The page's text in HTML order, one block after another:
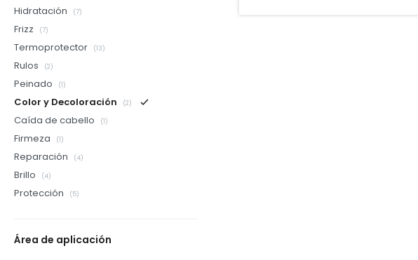
Hidratación (7)
Frizz (7)
Termoprotector (13)
Rulos (2)
Peinado (1)
Color y Decoloración (2)
Caída de cabello (1)
Firmeza (1)
Reparación (4)
Brillo (4)
Protección (5)
Área de aplicación